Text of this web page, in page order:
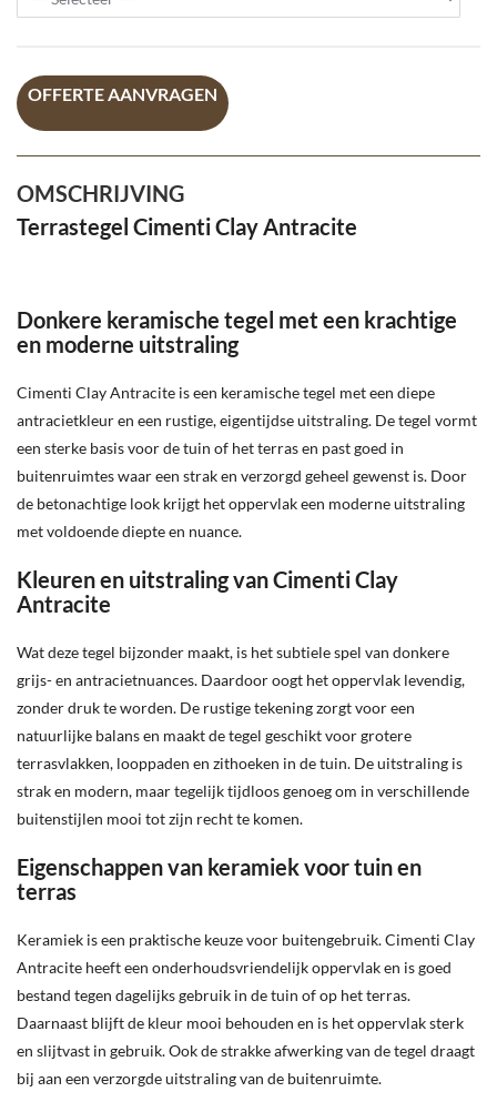
OFFERTE AANVRAGEN
OMSCHRIJVING
Terrastegel Cimenti Clay Antracite
Donkere keramische tegel met een krachtige
en moderne uitstraling
Cimenti Clay Antracite is een keramische tegel met een diepe
antracietkleur en een rustige, eigentijdse uitstraling. De tegel vormt
een sterke basis voor de tuin of het terras en past goed in
buitenruimtes waar een strak en verzorgd geheel gewenst is. Door
de betonachtige look krijgt het oppervlak een moderne uitstraling
met voldoende diepte en nuance.
Kleuren en uitstraling van Cimenti Clay
Antracite
Wat deze tegel bijzonder maakt, is het subtiele spel van donkere
grijs- en antracietnuances. Daardoor oogt het oppervlak levendig,
zonder druk te worden. De rustige tekening zorgt voor een
natuurlijke balans en maakt de tegel geschikt voor grotere
terrasvlakken, looppaden en zithoeken in de tuin. De uitstraling is
strak en modern, maar tegelijk tijdloos genoeg om in verschillende
buitenstijlen mooi tot zijn recht te komen.
Eigenschappen van keramiek voor tuin en
terras
Keramiek is een praktische keuze voor buitengebruik. Cimenti Clay
Antracite heeft een onderhoudsvriendelijk oppervlak en is goed
bestand tegen dagelijks gebruik in de tuin of op het terras.
Daarnaast blijft de kleur mooi behouden en is het oppervlak sterk
en slijtvast in gebruik. Ook de strakke afwerking van de tegel draagt
bij aan een verzorgde uitstraling van de buitenruimte.